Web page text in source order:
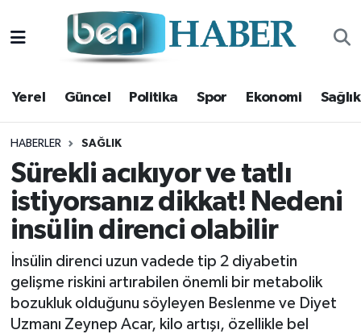
Yerel Güncel Politika Spor Ekonomi Sağlık
HABERLER SAĞLIK
Sürekli acıkıyor ve tatlı
istiyorsanız dikkat! Nedeni
insülin direnci olabilir
İnsülin direnci uzun vadede tip 2 diyabetin
gelişme riskini artırabilen önemli bir metabolik
bozukluk olduğunu söyleyen Beslenme ve Diyet
Uzmanı Zeynep Acar, kilo artışı, özellikle bel
Yerel
Güncel
Politika
Spor
Ekonomi
Sağlık
Magazin
Hava Durumu
Trafik Durumu
Süper Lig Puan Durumu ve Fikstür
Tüm Manşetler
Son Dakika Haberleri
Haber Arşivi